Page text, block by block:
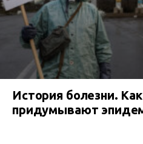
История болезни.
придумывают